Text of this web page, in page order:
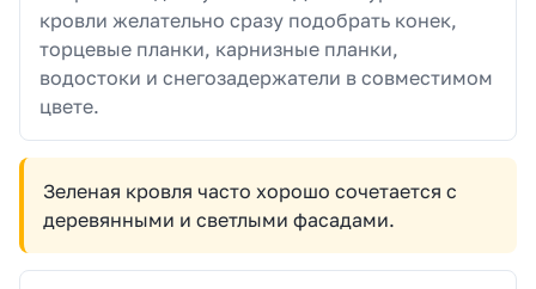
кровли желательно сразу подобрать конек,
торцевые планки, карнизные планки,
водостоки и снегозадержатели в совместимом
цвете.
Зеленая кровля часто хорошо сочетается с
деревянными и светлыми фасадами.